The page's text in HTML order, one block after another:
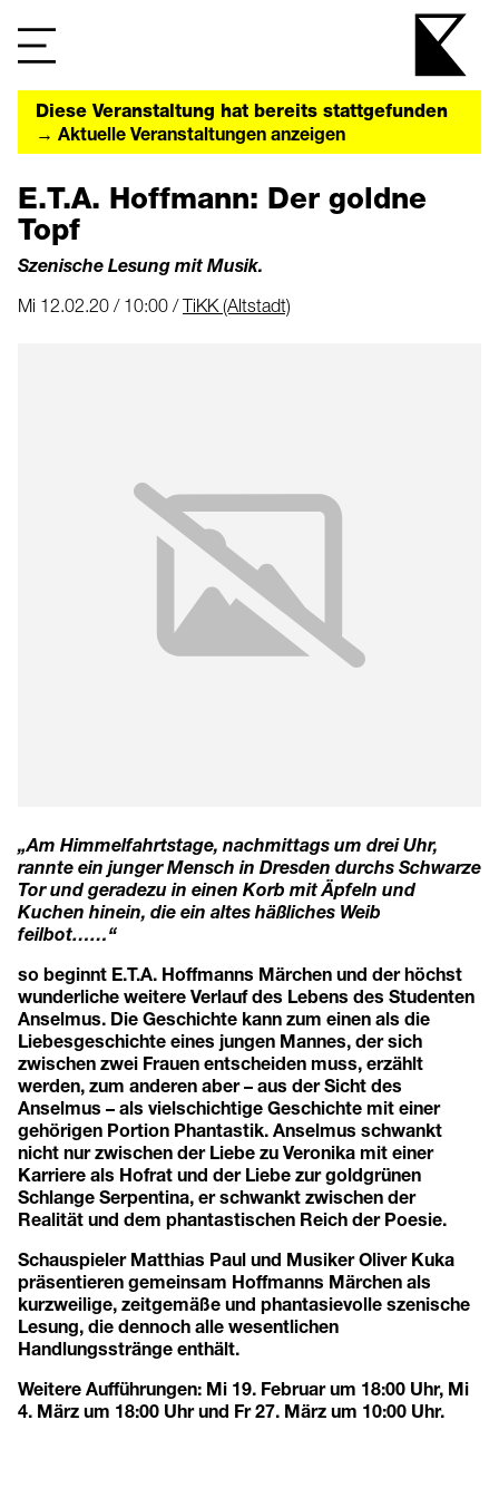
Diese Veranstaltung hat bereits stattgefunden
→ Aktuelle Veranstaltungen anzeigen
E.T.A. Hoffmann: Der goldne
Topf
Szenische Lesung mit Musik.
Mi 12.02.20 / 10:00 /TiKK (Altstadt)
„Am Himmelfahrtstage, nachmittags um drei Uhr,
rannte ein junger Mensch in Dresden durchs Schwarze
Tor und geradezu in einen Korb mit Äpfeln und
Kuchen hinein, die ein altes häßliches Weib
feilbot……“
so beginnt E.T.A. Hoffmanns Märchen und der höchst
wunderliche weitere Verlauf des Lebens des Studenten
Anselmus. Die Geschichte kann zum einen als die
Liebesgeschichte eines jungen Mannes, der sich
zwischen zwei Frauen entscheiden muss, erzählt
werden, zum anderen aber – aus der Sicht des
Anselmus – als vielschichtige Geschichte mit einer
gehörigen Portion Phantastik. Anselmus schwankt
nicht nur zwischen der Liebe zu Veronika mit einer
Karriere als Hofrat und der Liebe zur goldgrünen
Schlange Serpentina, er schwankt zwischen der
Realität und dem phantastischen Reich der Poesie.
Schauspieler Matthias Paul und Musiker Oliver Kuka
präsentieren gemeinsam Hoffmanns Märchen als
kurzweilige, zeitgemäße und phantasievolle szenische
Lesung, die dennoch alle wesentlichen
Handlungsstränge enthält.
Weitere Aufführungen: Mi 19. Februar um 18:00 Uhr, Mi
4. März um 18:00 Uhr und Fr 27. März um 10:00 Uhr.